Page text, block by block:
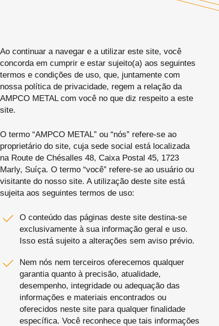
Ao continuar a navegar e a utilizar este site, você
concorda em cumprir e estar sujeito(a) aos seguintes
termos e condições de uso, que, juntamente com
nossa política de privacidade, regem a relação da
AMPCO METAL com você no que diz respeito a este
site.
O termo “AMPCO METAL” ou “nós” refere-se ao
proprietário do site, cuja sede social está localizada
na Route de Chésalles 48, Caixa Postal 45, 1723
Marly, Suíça. O termo “você” refere-se ao usuário ou
visitante do nosso site. A utilização deste site está
sujeita aos seguintes termos de uso:
O conteúdo das páginas deste site destina-se
exclusivamente à sua informação geral e uso.
Isso está sujeito a alterações sem aviso prévio.
Nem nós nem terceiros oferecemos qualquer
garantia quanto à precisão, atualidade,
desempenho, integridade ou adequação das
informações e materiais encontrados ou
oferecidos neste site para qualquer finalidade
específica. Você reconhece que tais informações